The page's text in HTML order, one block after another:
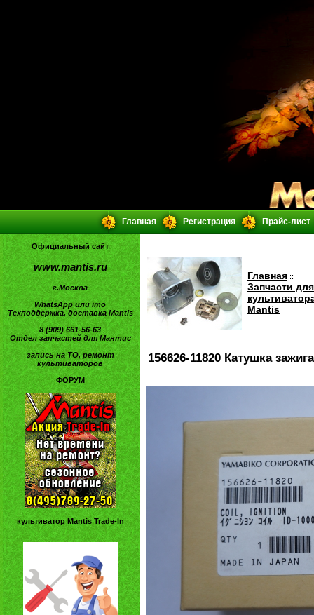
Главная Регистрация Прайс-лист
Официальный сайт
www.mantis.ru
г.Москва
WhatsApp или imo
Техподдержка, доставка Mantis
8 (909) 661-56-63
Отдел запчастей для Мантис
запись на ТО, ремонт
культиваторов
ФОРУМ
культиватор Mantis Trade-In
Главная ::
Запчасти для
Mantis
156626-11820 Катушка